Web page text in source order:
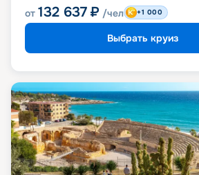
от 132 637 ₽ /чел +1 000
Выбрать круиз